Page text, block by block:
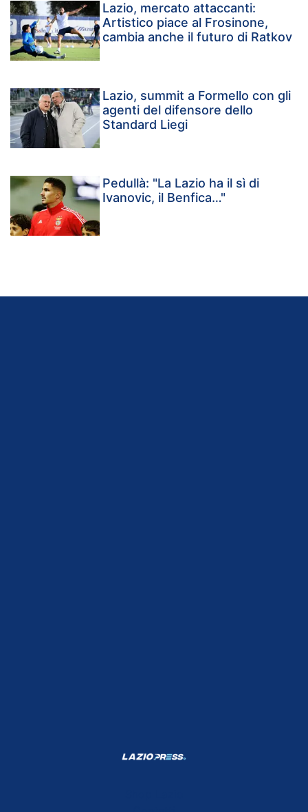
Lazio, mercato attaccanti:
Artistico piace al Frosinone,
cambia anche il futuro di Ratkov
Lazio, summit a Formello con gli
agenti del difensore dello
Standard Liegi
Pedullà: "La Lazio ha il sì di
Ivanovic, il Benfica…"